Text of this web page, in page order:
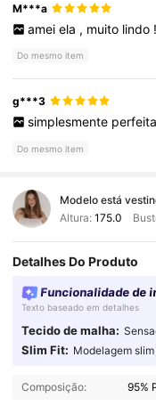
M***a
amei ela , muito lindo
Do mesmo item
g***3
simplesmente perfeita
Do mesmo item
Modelo está
Altura: 175.0
Detalhes Do Produto
Funcionalidade de
Texto baseado em detalhes
Tecido de malha:
Slim Fit: Modelagem
Composição: 95%
4,83 8.7K